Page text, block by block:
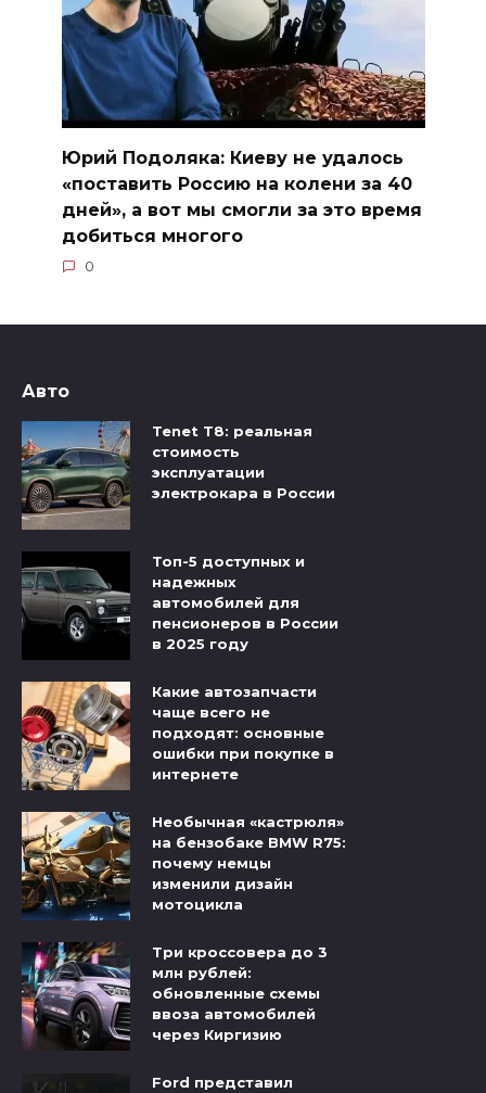
Юрий Подоляка: Киеву не удалось
«поставить Россию на колени за 40
дней», а вот мы смогли за это время
добиться многого
0
Авто
Tenet T8: реальная
стоимость
эксплуатации
электрокара в России
Топ-5 доступных и
надежных
автомобилей для
пенсионеров в России
в 2025 году
Какие автозапчасти
чаще всего не
подходят: основные
ошибки при покупке в
интернете
Необычная «кастрюля»
на бензобаке BMW R75:
почему немцы
изменили дизайн
мотоцикла
Три кроссовера до 3
млн рублей:
обновленные схемы
ввоза автомобилей
через Киргизию
Ford представил